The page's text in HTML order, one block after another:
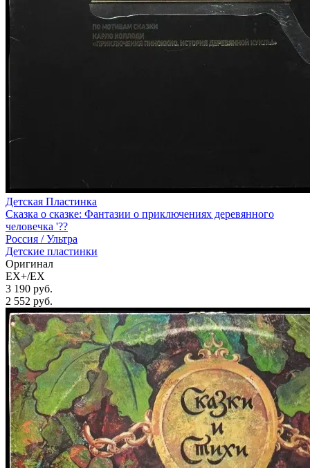
Детская Пластинка
Сказка о сказке: Фантазии о приключениях деревянного
человечка '??
Россия /Ультра
Детские пластинки
Оригинал
EX+/EX
3 190 руб.
2 552 руб.